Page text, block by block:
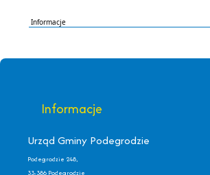
Informacje
Informacje
Urząd Gminy Podegrodzie
Podegrodzie 248,
33-386 Podegrodzie